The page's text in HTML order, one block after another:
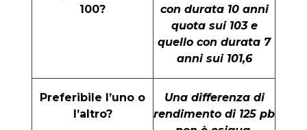
100?
con durata 10 anni
quota sui 103 e
quello con durata 7
anni sui 101,6
Preferibile l’uno o
l’altro?
Una differenza di
rendimento di 125 pb